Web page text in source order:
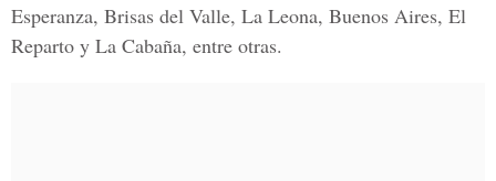
Esperanza, Brisas del Valle, La Leona, Buenos Aires, El
Reparto y La Cabaña, entre otras.